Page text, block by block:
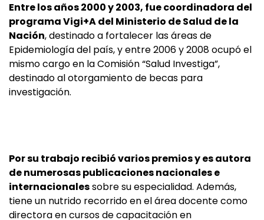
Entre los años 2000 y 2003, fue coordinadora del
programa Vigi+A del Ministerio de Salud de la
Nación, destinado a fortalecer las áreas de
Epidemiología del país, y entre 2006 y 2008 ocupó el
mismo cargo en la Comisión “Salud Investiga”,
destinado al otorgamiento de becas para
investigación.
Por su trabajo recibió varios premios y es autora
de numerosas publicaciones nacionales e
internacionalessobre su especialidad. Además,
tiene un nutrido recorrido en el área docente como
directora en cursos de capacitación en